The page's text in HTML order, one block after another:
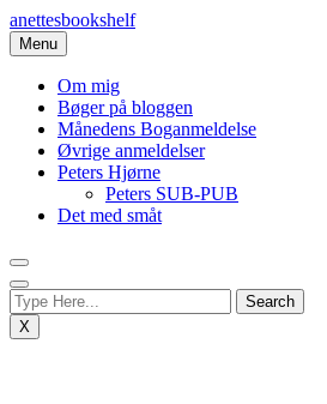
Skip
to
content
anettesbookshelf
Menu
Om mig
Bøger på bloggen
Månedens Boganmeldelse
Øvrige anmeldelser
Peters Hjørne
Peters SUB-PUB
Det med småt
X